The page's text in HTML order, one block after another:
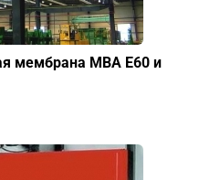
мембрана МВА E60 и